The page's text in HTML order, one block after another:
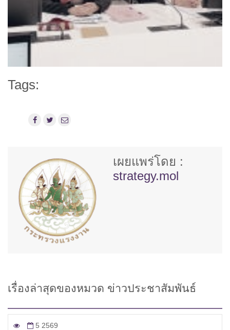
Tags:
เผยแพร่โดย :
strategy.mol
เรื่องล่าสุดของหมวด ข่าวประชาสัมพันธ์
5 2569